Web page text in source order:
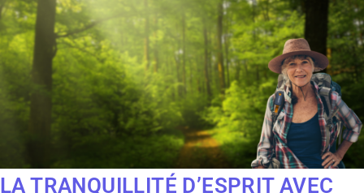
LA TRANQUILLITÉ D’ESPRIT AVEC